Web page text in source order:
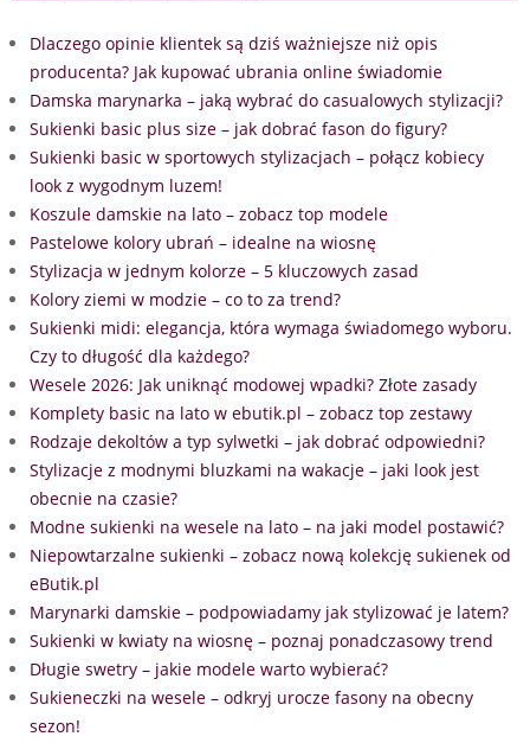
Dlaczego opinie klientek są dziś ważniejsze niż opis
producenta? Jak kupować ubrania online świadomie
Damska marynarka – jaką wybrać do casualowych stylizacji?
Sukienki basic plus size – jak dobrać fason do figury?
Sukienki basic w sportowych stylizacjach – połącz kobiecy
look z wygodnym luzem!
Koszule damskie na lato – zobacz top modele
Pastelowe kolory ubrań – idealne na wiosnę
Stylizacja w jednym kolorze – 5 kluczowych zasad
Kolory ziemi w modzie – co to za trend?
Sukienki midi: elegancja, która wymaga świadomego wyboru.
Czy to długość dla każdego?
Wesele 2026: Jak uniknąć modowej wpadki? Złote zasady
Komplety basic na lato w ebutik.pl – zobacz top zestawy
Rodzaje dekoltów a typ sylwetki – jak dobrać odpowiedni?
Stylizacje z modnymi bluzkami na wakacje – jaki look jest
obecnie na czasie?
Modne sukienki na wesele na lato – na jaki model postawić?
Niepowtarzalne sukienki – zobacz nową kolekcję sukienek od
eButik.pl
Marynarki damskie – podpowiadamy jak stylizować je latem?
Sukienki w kwiaty na wiosnę – poznaj ponadczasowy trend
Długie swetry – jakie modele warto wybierać?
Sukieneczki na wesele – odkryj urocze fasony na obecny
sezon!